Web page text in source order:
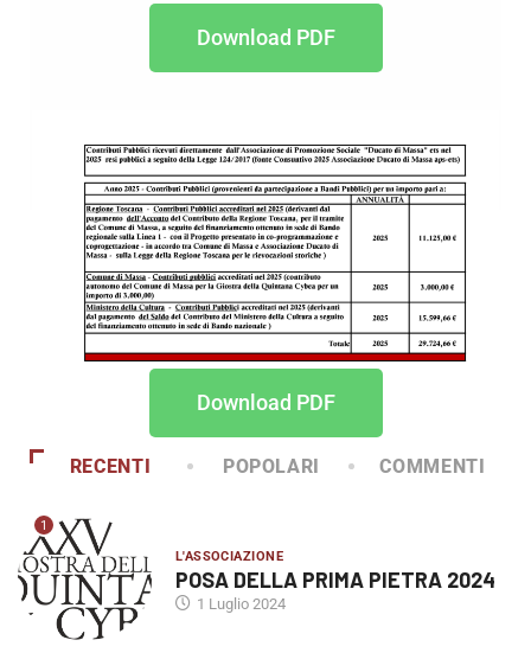
Download PDF
Download PDF
RECENTI POPOLARI COMMENTI
1
L'ASSOCIAZIONE
POSA DELLA PRIMA PIETRA 2024
1 Luglio 2024